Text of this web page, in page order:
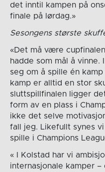
det inntil kampen på
finale på lørdag.»
Sesongens største
«Det må være
hadde som mål å
seg om å spille én
kamp er alltid en stor
sluttspillfinalen ligger
form av en plass i
ikke det selve
fall jeg. Likefullt synes
spille i Champions
« I Kolstad har vi
internasjonale kamper